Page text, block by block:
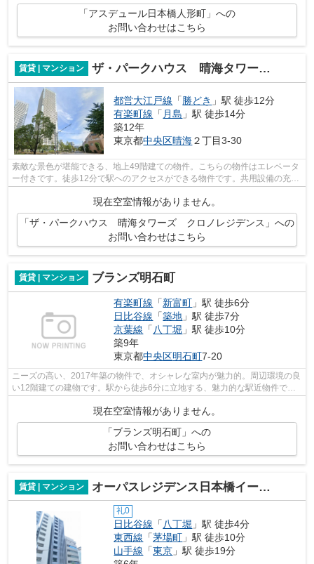
「アスデュール日本橋人形町」への
お問い合わせはこちら
賃貸 | マンション ザ・パークハウス 晴海タワーズ クロノレジデンス
都営大江戸線 「 勝どき 」駅 徒歩12分
有楽町線 「 月島 」駅 徒歩14分
築12年
東京都中央区晴海２丁目3-30
素敵な景色が堪能できる、地上49階建ての物件。こちらの物件はエレベータ
ー付きです。徒歩12分で駅へのアクセスができる物件です。共用設備の充実
現在空室情報がありません。
「ザ・パークハウス 晴海タワーズ クロノレジデンス」への
お問い合わせはこちら
賃貸 | マンション ブランズ明石町
有楽町線 「新富町 」駅 徒歩6分
日比谷線 「築地 」駅 徒歩7分
京葉線 「八丁堀 」駅 徒歩10分
築9年
東京都中央区明石町7-20
ニーズの高い、2017年築の物件で、オシャレな室内が魅力的。周辺環境の良
い12階建ての建物です。駅から徒歩6分に立地する、魅力的な駅近物件で
す。2駅利用できる立地となっていて、ア...
現在空室情報がありません。
「ブランズ明石町」への
お問い合わせはこちら
賃貸 | マンション オーパスレジデンス日本橋イースト
礼0
日比谷線 「八丁堀 」駅 徒歩4分
東西線 「茅場町 」駅 徒歩10分
山手線 「東京 」駅 徒歩19分